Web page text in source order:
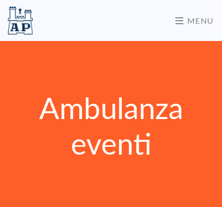
MENU
Ambulanza
eventi